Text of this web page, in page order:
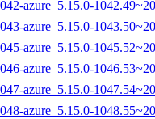
azure_5.15.0-
azure_5.15.0-
azure_5.15.0-
azure_5.15.0-
azure_5.15.0-
azure_5.15.0-